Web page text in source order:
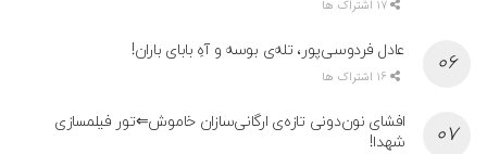
عادل فردوسی‌پور، تله‌ی بوسه و آهِ بابای باران!
افشای نون‌دونی تازه‌ی ارگانی‌سازان خاموش⇐تور فیلمسازی
شهدا!